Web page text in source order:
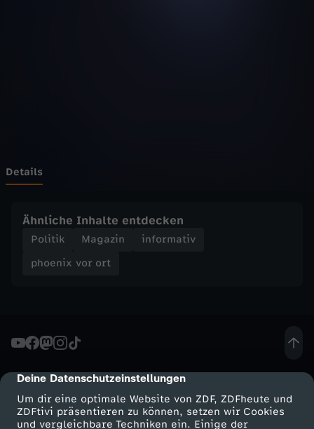
cmp-dialog-description
Deine Datenschutzeinstellungen
Um dir eine optimale Website von ZDF, ZDFheute und
ZDFtivi präsentieren zu können, setzen wir Cookies
und vergleichbare Techniken ein. Einige der
t
M
c
e
r
Details
Ähnliche Inhalte entdecken
Politik Magazin
informativ
phoenix vor ort